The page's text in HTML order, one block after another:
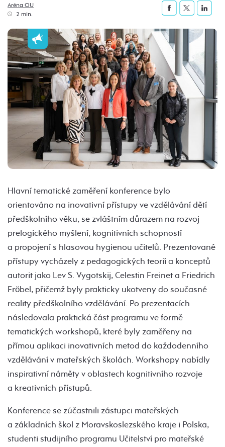
Aréna OU
2 min.
Hlavní tematické zaměření konference bylo
orientováno na inovativní přístupy ve vzdělávání dětí
předškolního věku, se zvláštním důrazem na rozvoj
prelogického myšlení, kognitivních schopností
a propojení s hlasovou hygienou učitelů. Prezentované
přístupy vycházely z pedagogických teorií a konceptů
autorit jako Lev S. Vygotskij, Celestin Freinet a Friedrich
Fröbel, přičemž byly prakticky ukotveny do současné
reality předškolního vzdělávání. Po prezentacích
následovala praktická část programu ve formě
tematických workshopů, které byly zaměřeny na
přímou aplikaci inovativních metod do každodenního
vzdělávání v mateřských školách. Workshopy nabídly
inspirativní náměty v oblastech kognitivního rozvoje
a kreativních přístupů.
Konference se zúčastnili zástupci mateřských
a základních škol z Moravskoslezského kraje i Polska,
studenti studijního programu Učitelství pro mateřské